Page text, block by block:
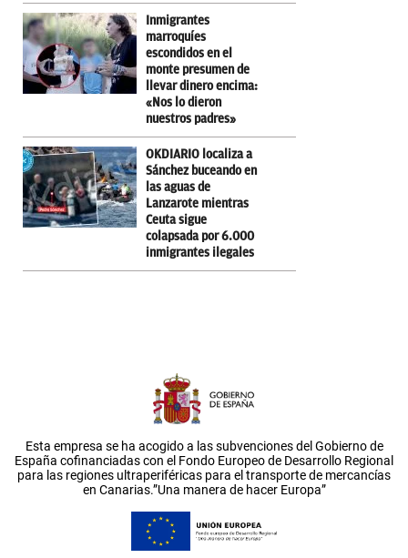
Inmigrantes
marroquíes
escondidos en el
monte presumen de
llevar dinero encima:
«Nos lo dieron
nuestros padres»
OKDIARIO localiza a
Sánchez buceando en
las aguas de
Lanzarote mientras
Ceuta sigue
colapsada por 6.000
inmigrantes ilegales
Esta empresa se ha acogido a las subvenciones del Gobierno de
España cofinanciadas con el Fondo Europeo de Desarrollo Regional
para las regiones ultraperiféricas para el transporte de mercancías
en Canarias.”Una manera de hacer Europa”